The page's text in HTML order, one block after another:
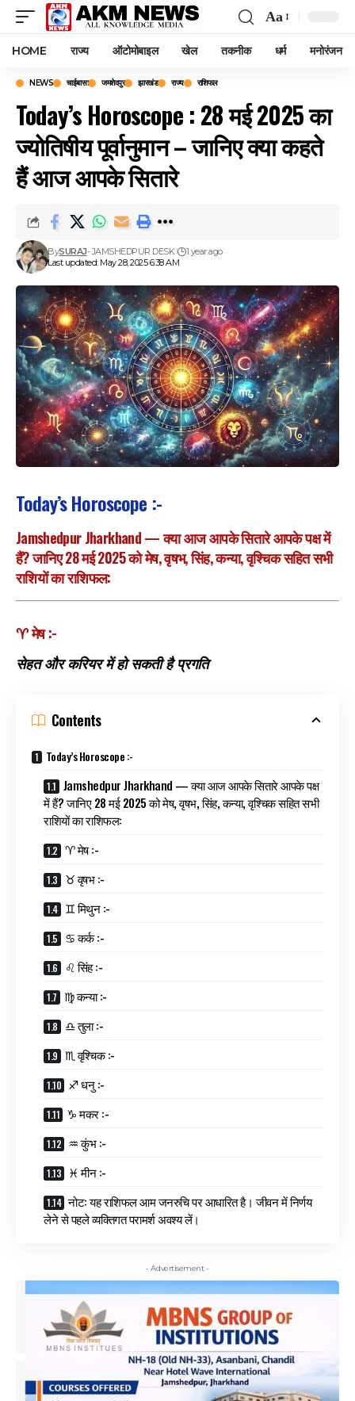
Font
Aa
HOME राज्य ऑटोमोबाइल खेल तकनीक धर्म मनोरंजन
NEWS चाईबासा जमशेदपुर झारखंड राज्य राशिफल
Today’s Horoscope : 28 मई 2025 का
ज्योतिषीय पूर्वानुमान – जानिए क्या कहते
हैं आज आपके सितारे
Last updated: May 28, 2025 6:38 AM
BySURAJ- JAMSHEDPUR DESK 1 year ago
Today’s Horoscope :-
Jamshedpur Jharkhand — क्या आज आपके सितारे आपके पक्ष में
हैं? जानिए 28 मई 2025 को मेष, वृषभ, सिंह, कन्या, वृश्चिक सहित सभी
राशियों का राशिफल:
♈ मेष :-
सेहत और करियर में हो सकती है प्रगति
Contents
Today’s Horoscope :-
Jamshedpur Jharkhand — क्या आज आपके सितारे आपके पक्ष
में हैं? जानिए 28 मई 2025 को मेष, वृषभ, सिंह, कन्या, वृश्चिक सहित सभी
राशियों का राशिफल:
♈ मेष :-
♉ वृषभ :-
♊ मिथुन :-
♋ कर्क :-
♌ सिंह :-
♍ कन्या :-
♎ तुला :-
♏ वृश्चिक :-
♐ धनु :-
♑ मकर :-
♒ कुंभ :-
♓ मीन :-
नोट: यह राशिफल आम जनरुचि पर आधारित है। जीवन में निर्णय
लेने से पहले व्यक्तिगत परामर्श अवश्य लें।
- Advertisement -